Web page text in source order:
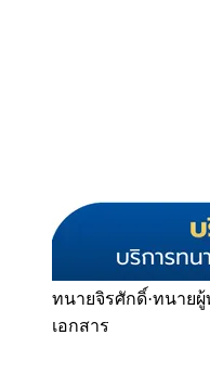
ทนายจิรศักดิ์·ทนายผู้
เอกสาร